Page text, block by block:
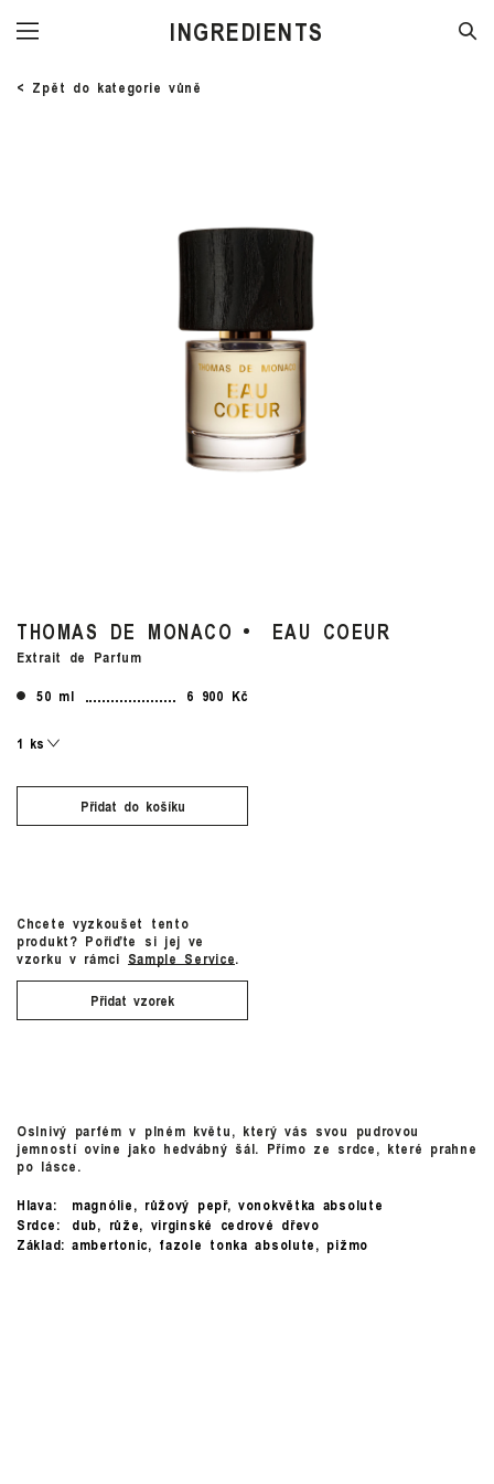
STORE
< Zpět do kategorie vůně
THOMAS DE MONACO EAU COEUR
Extrait de Parfum
50 ml
6 900 Kč
Přidat do košíku
Chcete vyzkoušet tento
produkt? Pořiďte si jej ve
vzorku v rámci Sample Service.
Přidat vzorek
Oslnivý parfém v plném květu, který vás svou pudrovou
jemností ovine jako hedvábný šál. Přímo ze srdce, které prahne
po lásce.
Hlava:
magnólie, růžový pepř, vonokvětka absolute
Srdce:
dub, růže, virginské cedrové dřevo
Základ: ambertonic, fazole tonka absolute, pižmo